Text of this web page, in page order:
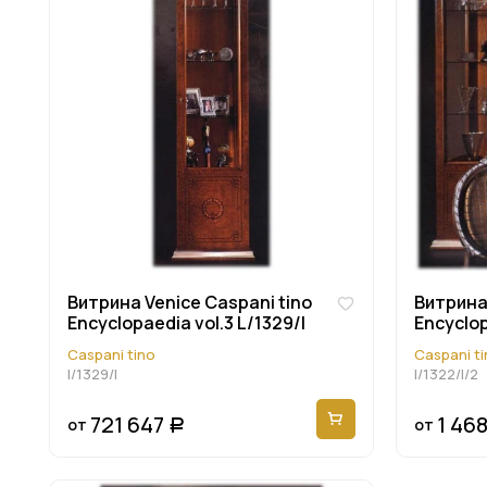
Витрина Venice Caspani tino
Encyclopaedia vol.3 L/1329/l
Caspani tino
l/1329/l
от 721 647 Р
Caspani
l/1322/l/2
от 1